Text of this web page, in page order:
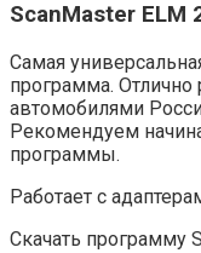
ScanMaster ELM
Самая
программа. Отлично
автомобилями
Рекомендуем
программы.
Работает с
Скачать программу